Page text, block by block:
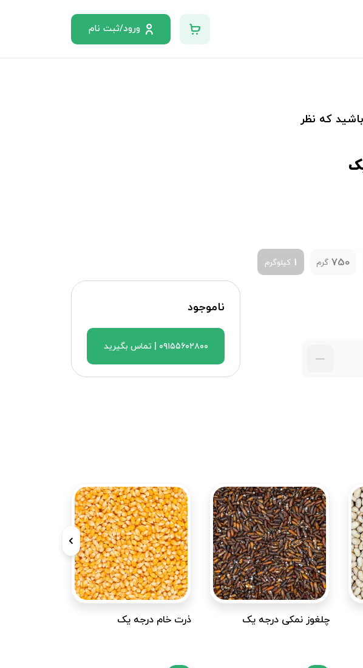
ورود/ثبت نام
که نظر
750 گرم 1 کیلوگرم
ناموجود
۰۹۱۵۵۶۰۲۸۰۰ | تماس بگیرید
چلغوز نمکی درجه یک ذرت خام درجه یک